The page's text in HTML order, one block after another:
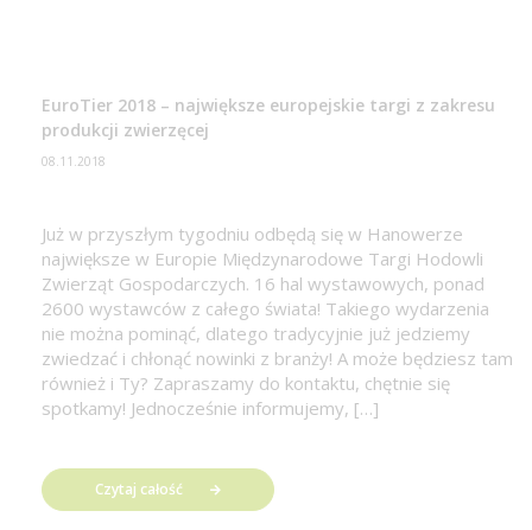
EuroTier 2018 – największe europejskie targi z zakresu
produkcji zwierzęcej
08.11.2018
Już w przyszłym tygodniu odbędą się w Hanowerze
największe w Europie Międzynarodowe Targi Hodowli
Zwierząt Gospodarczych. 16 hal wystawowych, ponad
2600 wystawców z całego świata! Takiego wydarzenia
nie można pominąć, dlatego tradycyjnie już jedziemy
zwiedzać i chłonąć nowinki z branży! A może będziesz tam
również i Ty? Zapraszamy do kontaktu, chętnie się
spotkamy! Jednocześnie informujemy, […]
Czytaj całość